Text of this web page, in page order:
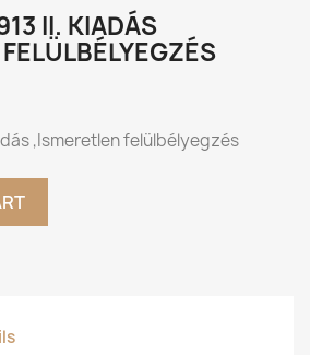
II. KIADÁS
,Ismeretlen felülbélyegzés